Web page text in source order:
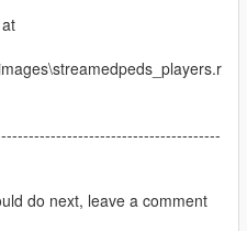
do next, leave a comment